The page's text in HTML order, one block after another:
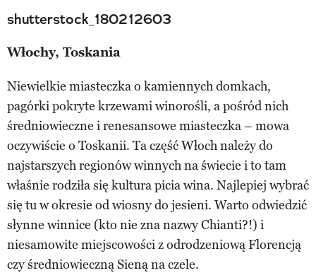
shutterstock_180212603
Włochy, Toskania
Niewielkie miasteczka o kamiennych domkach,
pagórki pokryte krzewami winorośli, a pośród nich
średniowieczne i renesansowe miasteczka – mowa
oczywiście o Toskanii. Ta część Włoch należy do
najstarszych regionów winnych na świecie i to tam
właśnie rodziła się kultura picia wina. Najlepiej wybrać
się tu w okresie od wiosny do jesieni. Warto odwiedzić
słynne winnice (kto nie zna nazwy Chianti?!) i
niesamowite miejscowości z odrodzeniową Florencją
czy średniowieczną Sieną na czele.